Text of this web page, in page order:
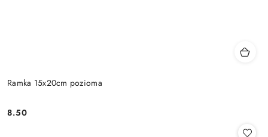
Ramka 15x20cm pozioma
Cena:
8.50